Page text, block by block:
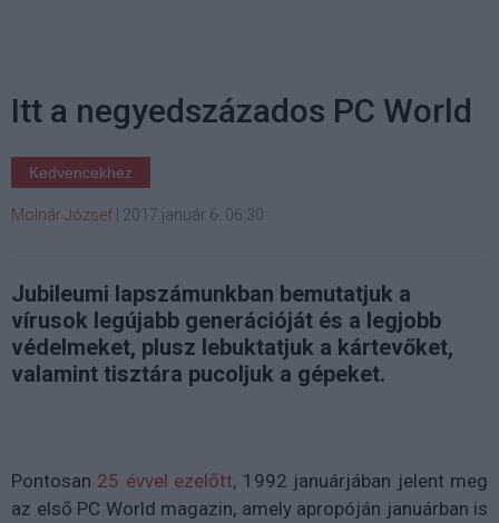
Itt a negyedszázados PC World
Kedvencekhez
Molnár József 2017 január 6. 06:30
Jubileumi lapszámunkban bemutatjuk a
vírusok legújabb generációját és a legjobb
védelmeket, plusz lebuktatjuk a kártevőket,
valamint tisztára pucoljuk a gépeket.
Pontosan 25 évvel ezelőtt, 1992 januárjában jelent meg
az első PC World magazin, amely apropóján januárban is